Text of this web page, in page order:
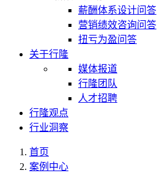
薪酬体系设计问答
营销绩效咨询问答
扭亏为盈问答
关于行隆
媒体报道
行隆团队
人才招聘
行隆观点
行业洞察
首页
案例中心